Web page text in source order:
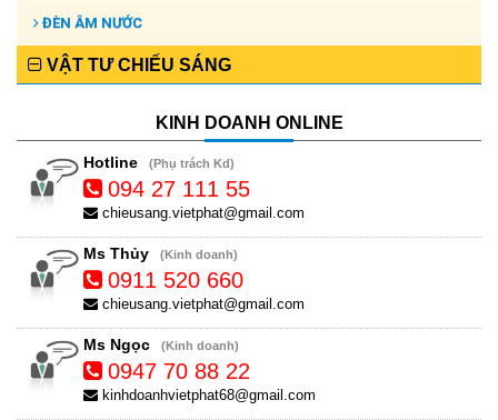
ĐÈN ÂM NƯỚC
VẬT TƯ CHIẾU SÁNG
KINH DOANH ONLINE
Hotline (Phụ trách Kd)
094 27 111 55
chieusang.vietphat@gmail.com
Ms Thủy (Kinh doanh)
0911 520 660
chieusang.vietphat@gmail.com
Ms Ngọc (Kinh doanh)
0947 70 88 22
kinhdoanhvietphat68@gmail.com